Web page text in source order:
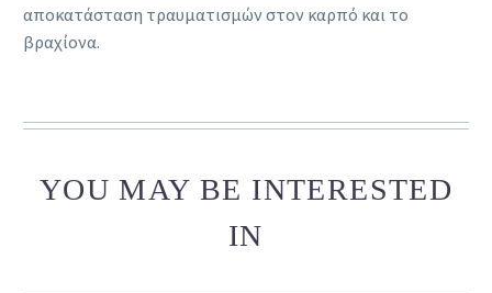
αποκατάσταση τραυματισμών στον καρπό και το
βραχίονα.
YOU MAY BE INTERESTED
IN